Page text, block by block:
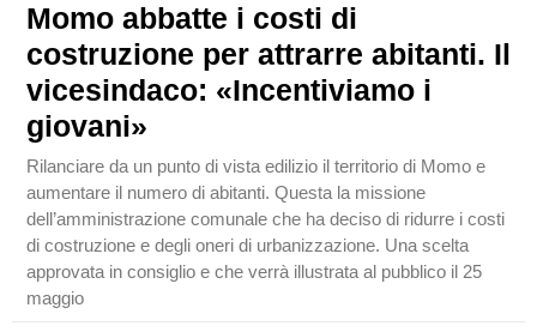
Momo abbatte i costi di
costruzione per attrarre abitanti. Il
vicesindaco: «Incentiviamo i
giovani»
Rilanciare da un punto di vista edilizio il territorio di Momo e
aumentare il numero di abitanti. Questa la missione
dell’amministrazione comunale che ha deciso di ridurre i costi
di costruzione e degli oneri di urbanizzazione. Una scelta
approvata in consiglio e che verrà illustrata al pubblico il 25
maggio